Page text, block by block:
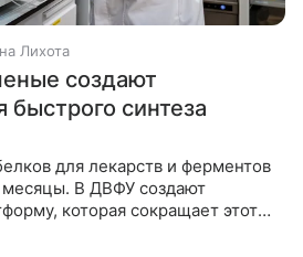
Лихота
создают
быстрого синтеза
для лекарств и ферментов
В ДВФУ создают
которая сокращает этот